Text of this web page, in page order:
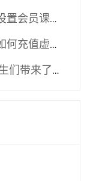
员课程？
值虚拟币？
哪些利好？